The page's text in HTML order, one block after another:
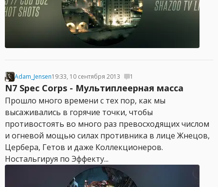
Adam_Jensen19:33, 10 сентября 2013 1
N7 Spec Corps - Мультиплеерная масса
Прошло много времени с тех пор, как мы
высаживались в горячие точки, чтобы
противостоять во много раз превосходящих числом
и огневой мощью силах противника в лице Жнецов,
Цербера, Гетов и даже Коллекционеров.
Ностальгируя по Эффекту...